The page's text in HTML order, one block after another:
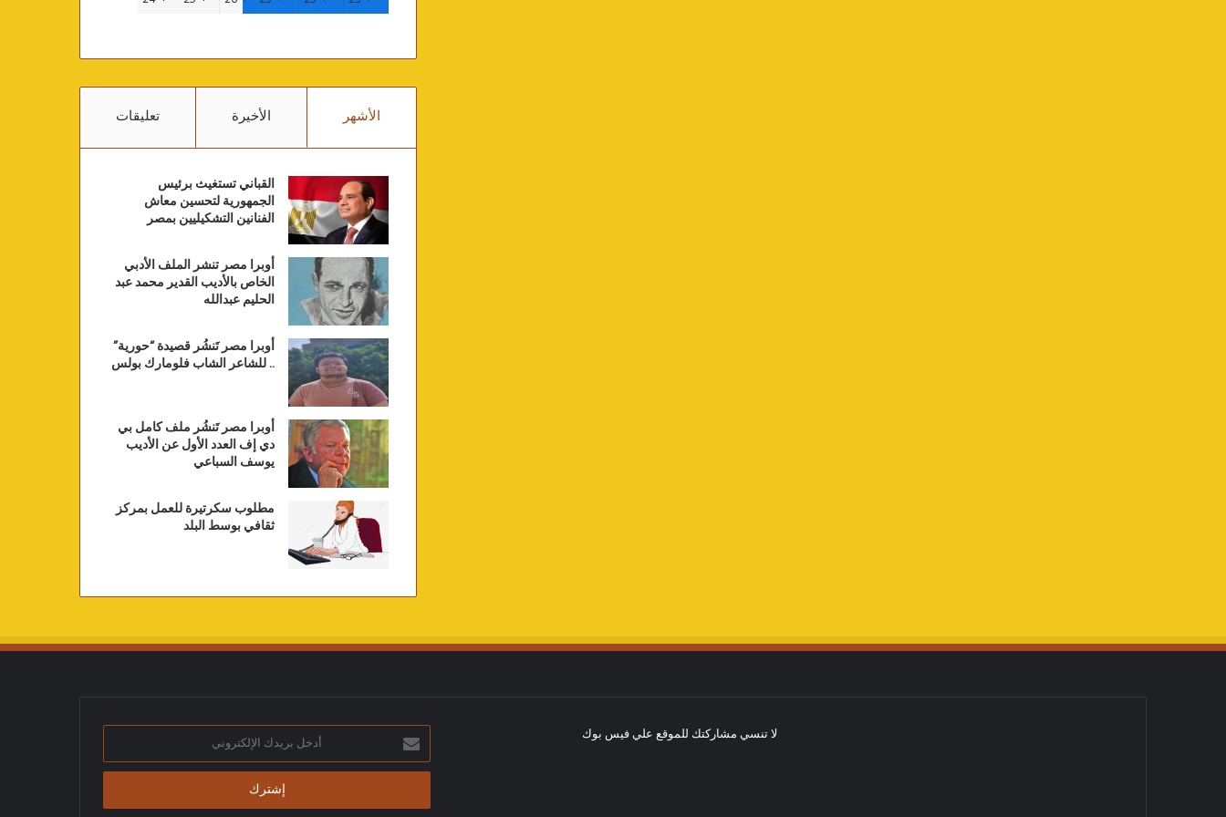
الأشهر الأخيرة تعليقات
القباني تستغيث برئيس
الجمهورية لتحسين معاش
الفنانين التشكيليين بمصر
أوبرا مصر تنشر الملف الأدبي
الخاص بالأديب القدير محمد عبد
الحليم عبدالله
أوبرا مصر تَنشُر قصيدة “حورية”
.. للشاعر الشاب فلومارك بولس
أوبرا مصر تَنشُر ملف كامل بي
دي إف العدد الأول عن الأديب
يوسف السباعي
مطلوب سكرتيرة للعمل بمركز
ثقافي بوسط البلد
لا تنسي مشاركتك للموقع علي فيس بوك
أدخل
بريدك
الإلكتروني